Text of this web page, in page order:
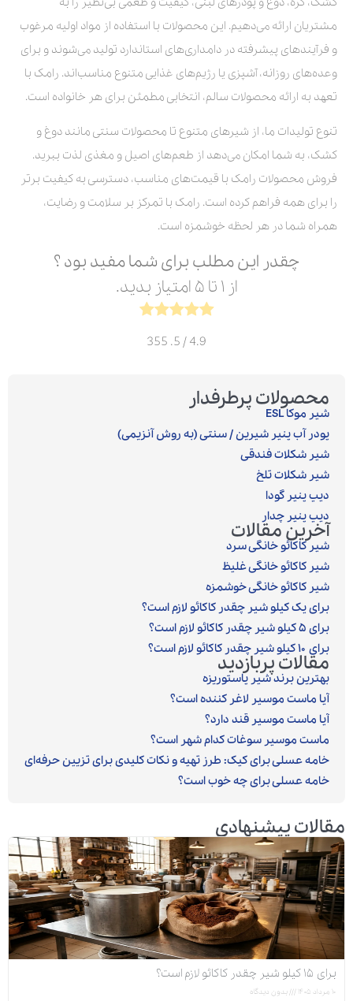
مشتریان ارائه می‌دهیم. این محصولات با استفاده از مواد اولیه مرغوب
و فرآیندهای پیشرفته در دامداری‌های استاندارد تولید می‌شوند و برای
وعده‌های روزانه، آشپزی یا رژیم‌های غذایی متنوع مناسب‌اند. رامک با
تعهد به ارائه محصولات سالم، انتخابی مطمئن برای هر خانواده است.
تنوع تولیدات ما، از شیرهای متنوع تا محصولات سنتی مانند دوغ و
کشک، به شما امکان می‌دهد از طعم‌های اصیل و مغذی لذت ببرید.
فروش محصولات رامک با قیمت‌های مناسب، دسترسی به کیفیت برتر
را برای همه فراهم کرده است. رامک با تمرکز بر سلامت و رضایت،
همراه شما در هر لحظه خوشمزه است.
چقدر این مطلب برای شما مفید بود ؟
از ۱ تا ۵ امتیاز بدید.
4.9
/ 5.
355
محصولات پرطرفدار
شیر موکا ESL
پودر آب پنیر شیرین / سنتی (به روش آنزیمی)‎
شیر شکلات فندقی
شیر شکلات تلخ
دیپ پنیر گودا
دیپ پنیر چدار
آخرین مقالات
شیر کاکائو خانگی سرد
شیر کاکائو خانگی غلیظ
شیر کاکائو خانگی خوشمزه
برای یک کیلو شیر چقدر کاکائو لازم است؟
برای ۵ کیلو شیر چقدر کاکائو لازم است؟
برای ۱۰ کیلو شیر چقدر کاکائو لازم است؟
مقالات پربازدید
بهترین برند شیر پاستوریزه
آیا ماست موسیر لاغر کننده است؟
آیا ماست موسیر قند دارد؟
ماست موسیر سوغات کدام شهر است؟
خامه عسلی برای کیک: طرز تهیه و نکات کلیدی برای تزیین حرفه‌ای
خامه عسلی برای چه خوب است؟
مقالات پیشنهادی
برای ۱۵ کیلو شیر چقدر کاکائو لازم است؟
۱۰ مرداد ۱۴۰۵ بدون دیدگاه